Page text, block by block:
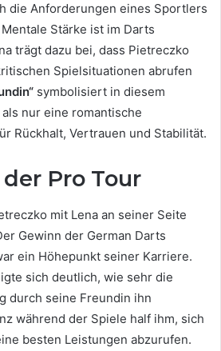
die Anforderungen eines Sportlers
Stärke ist im Darts
trägt dazu bei, dass Pietreczko
Spielsituationen abrufen
symbolisiert in diesem
nur eine romantische
Rückhalt, Vertrauen und Stabilität.
Pro Tour
mit Lena an seiner Seite
Gewinn der German Darts
ein Höhepunkt seiner Karriere.
sich deutlich, wie sehr die
durch seine Freundin ihn
während der Spiele half ihm, sich
besten Leistungen abzurufen.